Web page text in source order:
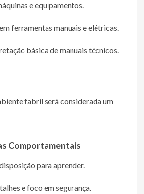
e equipamentos.
ferramentas manuais e elétricas.
básica de manuais técnicos.
fabril será considerada um
Comportamentais
para aprender.
e foco em segurança.